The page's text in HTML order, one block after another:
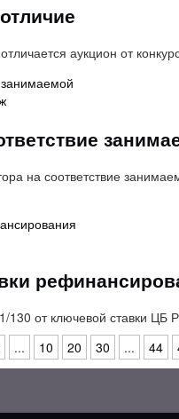
аукцион от
на соответствие
130 от ключевой ставки ЦБ
... 10 20 30 ... 44